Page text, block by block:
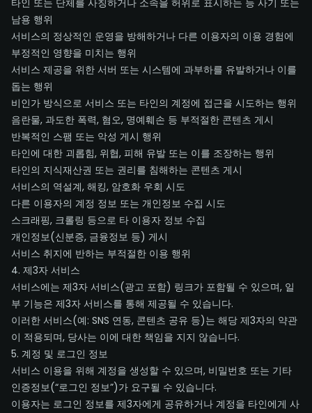
타인 또는 단체를 사칭하거나 소속을 허위로 표시하는 등 사기 또는
남용 행위
서비스의 정상적인 운영을 방해하거나 다른 이용자의 이용 경험에
부정적인 영향을 미치는 행위
서비스 제공을 위한 서버 또는 시스템에 과부하를 유발하거나 이를
돕는 행위
비인가 방식으로 서비스 또는 타인의 계정에 접근을 시도하는 행위
음란물, 과도한 폭력, 혐오, 명예훼손 등 부적절한 콘텐츠 게시
반복적인 스팸 또는 악성 게시 행위
타인에 대한 괴롭힘, 위협, 피해 유발 또는 이를 조장하는 행위
타인의 지식재산권 또는 권리를 침해하는 콘텐츠 게시
서비스의 역설계, 해킹, 암호화 우회 시도
다른 이용자의 계정 정보 또는 개인정보 수집 시도
스크래핑, 크롤링 등으로 타 이용자 정보 수집
개인정보(신분증, 금융정보 등) 게시
서비스 취지에 반하는 부적절한 이용 행위
4. 제3자 서비스
서비스에는 제3자 서비스(광고 포함) 링크가 포함될 수 있으며, 일
부 기능은 제3자 서비스를 통해 제공될 수 있습니다.
이러한 서비스(예: SNS 연동, 콘텐츠 공유 등)는 해당 제3자의 약관
이 적용되며, 당사는 이에 대한 책임을 지지 않습니다.
5. 계정 및 로그인 정보
서비스 이용을 위해 계정을 생성할 수 있으며, 비밀번호 또는 기타
인증정보(“로그인 정보”)가 요구될 수 있습니다.
이용자는 로그인 정보를 제3자에게 공유하거나 계정을 타인에게 사